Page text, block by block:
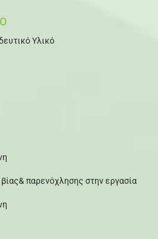
Υλικό
παρενόχλησης στην εργασία